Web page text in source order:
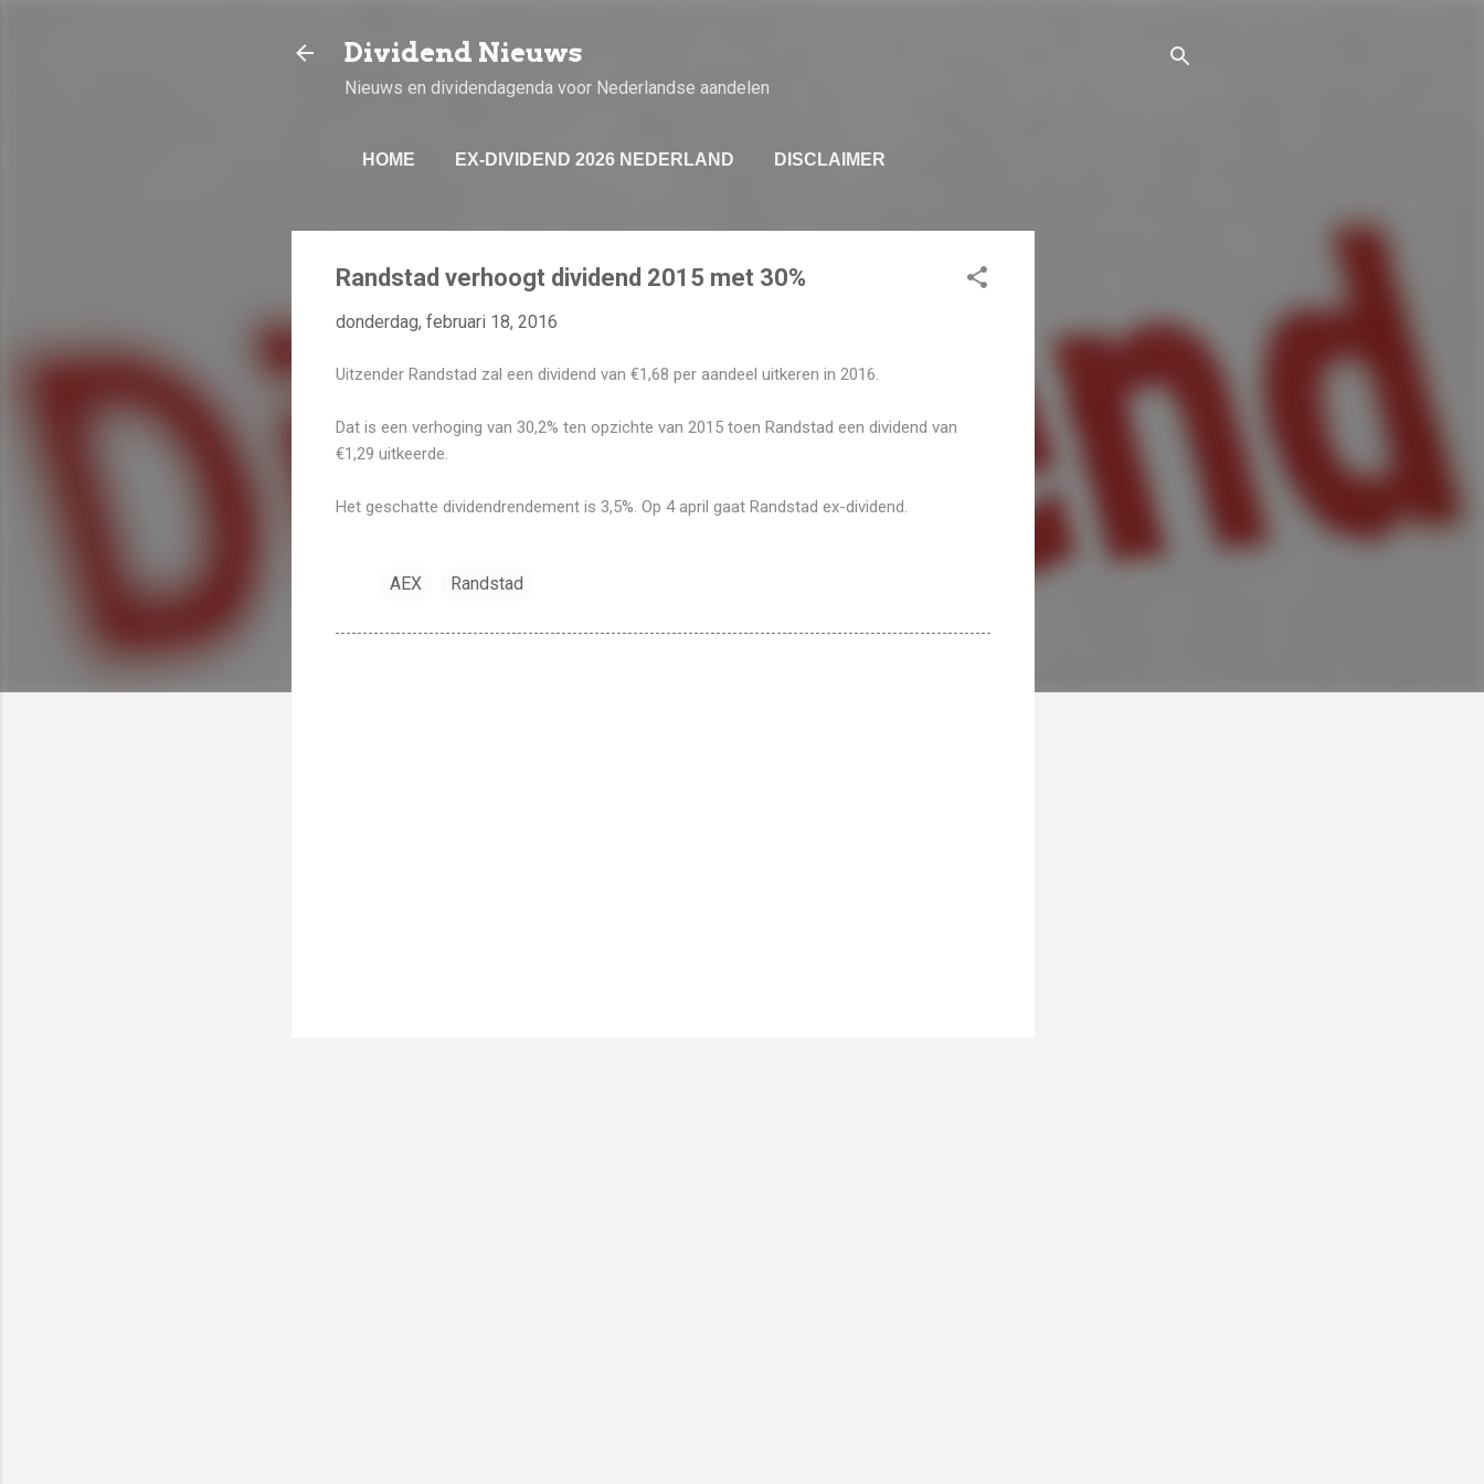
Dividend Nieuws
Nieuws en dividendagenda voor Nederlandse aandelen
HOME EX-DIVIDEND 2026 NEDERLAND DISCLAIMER
Randstad verhoogt dividend 2015 met 30%
donderdag, februari 18, 2016
Uitzender Randstad zal een dividend van €1,68 per aandeel uitkeren in 2016.
Dat is een verhoging van 30,2% ten opzichte van 2015 toen Randstad een dividend van
€1,29 uitkeerde.
Het geschatte dividendrendement is 3,5%. Op 4 april gaat Randstad ex-dividend.
AEX Randstad